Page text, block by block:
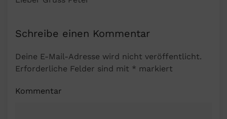
Schreibe einen Kommentar
Deine E-Mail-Adresse wird nicht veröffentlicht.
Erforderliche Felder sind mit * markiert
Kommentar